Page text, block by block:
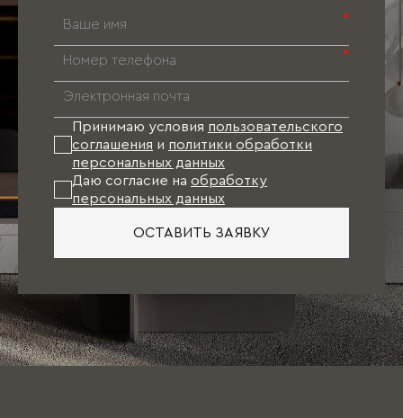
*
*
Принимаю условия пользовательского
соглашения и политики обработки
персональных данных
Даю согласие на обработку
персональных данных
ОСТАВИТЬ ЗАЯВКУ